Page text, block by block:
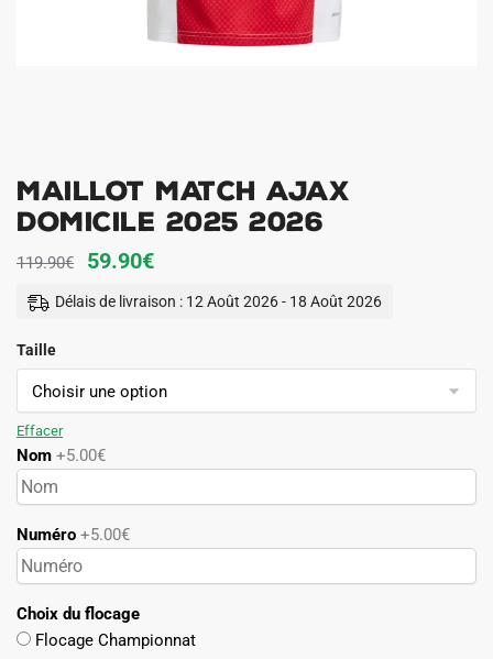
Maillot Match Ajax
Domicile 2025 2026
119.90€
Le
prix
119.90€.
59.90€Le
59.90€.
Délais de livraison : 12 Août 2026 - 18 Août 2026
Taille
Effacer
Nom +5.00€
Numéro +5.00€
Choix du flocage
Flocage Championnat